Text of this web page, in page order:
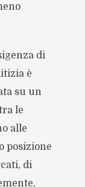
di
è
su un
le
alle
posizione
di